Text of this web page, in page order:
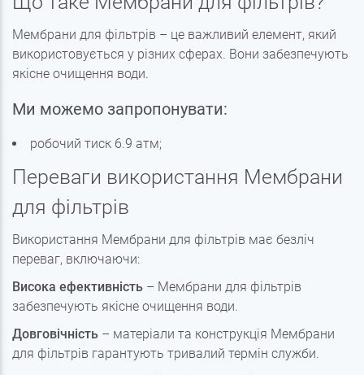
Мембрани для фільтрів – це важливий елемент, який
використовується у різних сферах. Вони забезпечують
якісне очищення води.
Ми можемо запропонувати:
робочий тиск 6.9 атм;
Переваги використання Мембрани
для фільтрів
Використання Мембрани для фільтрів має безліч
переваг, включаючи:
Висока ефективність – Мембрани для фільтрів
забезпечують якісне очищення води.
Довговічність – матеріали та конструкція Мембрани
для фільтрів гарантують тривалий термін служби.